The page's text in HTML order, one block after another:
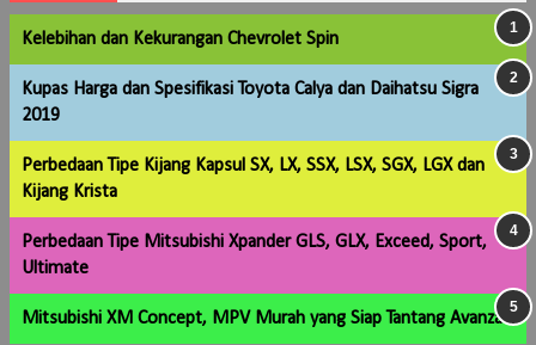
Kelebihan dan Kekurangan Chevrolet Spin
Kupas Harga dan Spesifikasi Toyota Calya dan Daihatsu Sigra
2019
Perbedaan Tipe Kijang Kapsul SX, LX, SSX, LSX, SGX, LGX dan
Kijang Krista
Perbedaan Tipe Mitsubishi Xpander GLS, GLX, Exceed, Sport,
Ultimate
Mitsubishi XM Concept, MPV Murah yang Siap Tantang Avanza